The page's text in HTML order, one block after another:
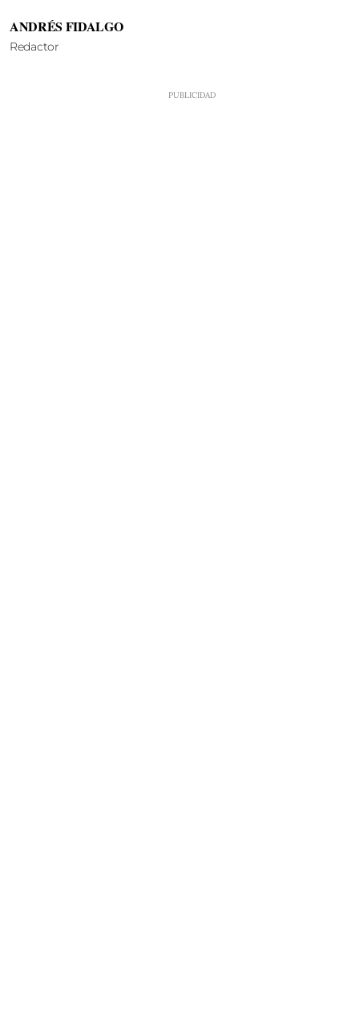
ANDRÉS FIDALGO
Redactor